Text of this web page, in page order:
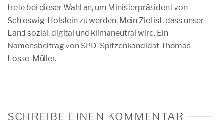
trete bei dieser Wahl an, um Ministerpräsident von
Schleswig-Holstein zu werden. Mein Ziel ist, dass unser
Land sozial, digital und klimaneutral wird. Ein
Namensbeitrag von SPD-Spitzenkandidat Thomas
Losse-Müller.
SCHREIBE EINEN KOMMENTAR